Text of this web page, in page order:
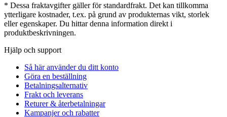
* Dessa fraktavgifter gäller för standardfrakt. Det kan tillkomma
ytterligare kostnader, t.ex. på grund av produkternas vikt, storlek
eller egenskaper. Du hittar denna information direkt i
produktbeskrivningen.
Hjälp och support
Så här använder du ditt konto
Göra en beställning
Betalningsalternativ
Frakt och leverans
Returer & återbetalningar
Kampanjer och rabatter